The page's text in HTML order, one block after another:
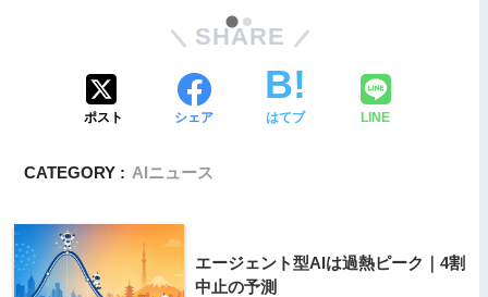
SHARE
ポスト シェア はてブ LINE
CATEGORY : AIニュース
エージェント型AIは過熱ピーク｜4割
中止の予測